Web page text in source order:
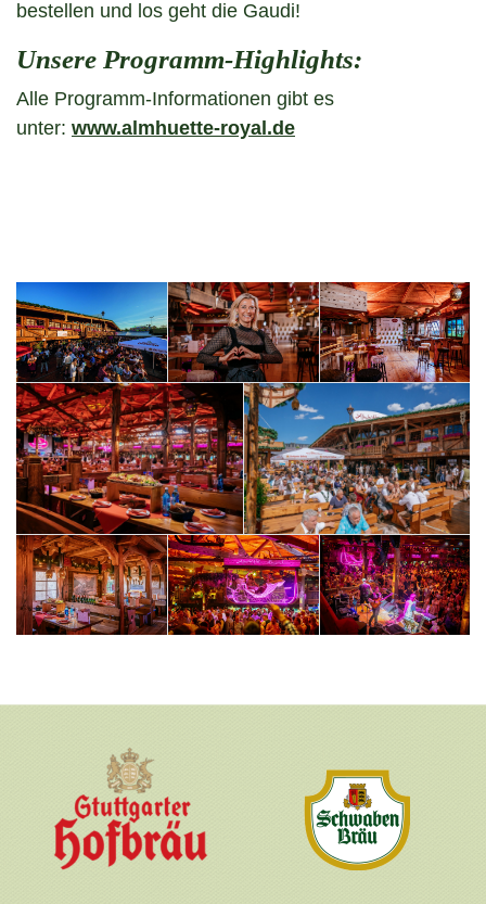
bestellen und los geht die Gaudi!
Unsere Programm-Highlights:
Alle Programm-Informationen gibt es
unter: www.almhuette-royal.de